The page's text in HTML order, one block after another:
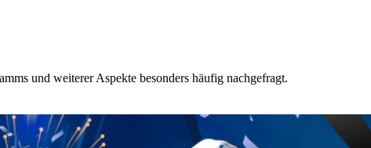
und weiterer Aspekte besonders häufig nachgefragt.